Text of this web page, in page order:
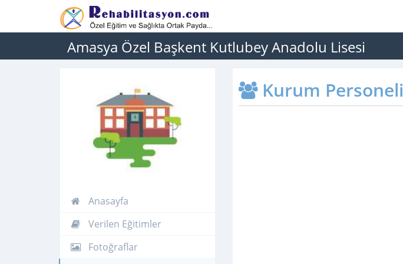
Amasya Özel Başkent Kutlubey Anadolu Lisesi
Anasayfa
Verilen Eğitimler
Fotoğraflar
Kurum Personeli